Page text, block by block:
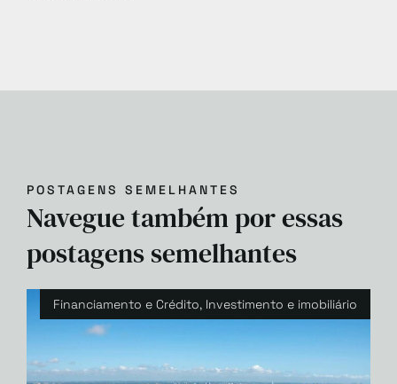
POSTAGENS SEMELHANTES
Navegue também por essas
postagens semelhantes
Financiamento e Crédito, Investimento e imobiliário